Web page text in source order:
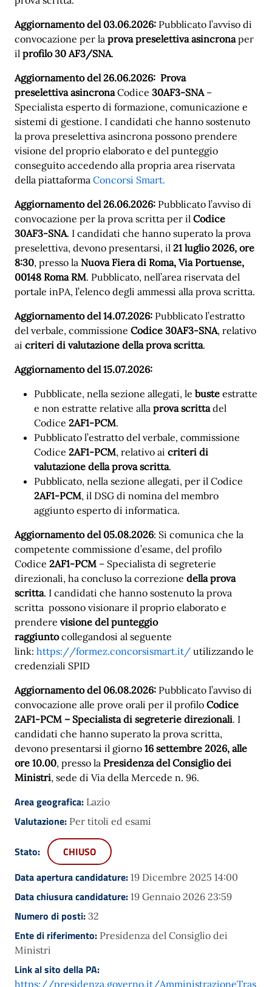
Aggiornamento del 03.06.2026: Pubblicato l’avviso di
convocazione per la prova preselettiva asincronaper
il profilo 30 AF3/SNA.
Aggiornamento del 26.06.2026: Prova
preselettiva asincronaCodice 30AF3-SNA–
Specialista esperto di formazione, comunicazione e
sistemi di gestione. I candidati che hanno sostenuto
la prova preselettiva asincrona possono prendere
visione del proprio elaborato e del punteggio
conseguito accedendo alla propria area riservata
della piattaforma Concorsi Smart.
Aggiornamento del 26.06.2026: Pubblicato l’avviso di
convocazione per la prova scritta per il Codice
30AF3-SNA. I candidati che hanno superato la prova
preselettiva, devono presentarsi, il 21 luglio 2026, ore
8:30, presso la Nuova Fiera di Roma, Via Portuense,
00148 Roma RM. Pubblicato, nell’area riservata del
portale inPA, l’elenco degli ammessi alla prova scritta.
Aggiornamento del 14.07.2026: Pubblicato l’estratto
del verbale, commissione Codice 30AF3-SNA, relativo
ai criteri di valutazione della prova scritta.
Aggiornamento del 15.07.2026:
Pubblicate, nella sezione allegati, le buste estratte
e non estratte relative alla prova scrittadel
Codice 2AF1-PCM.
Pubblicato l’estratto del verbale, commissione
Codice 2AF1-PCM, relativo ai criteri di
valutazione della prova scritta.
Pubblicato, nella sezione allegati, per il Codice
2AF1-PCM, il DSG di nomina del membro
aggiunto esperto di informatica.
Aggiornamento del 05.08.2026: Si comunica che la
competente commissione d’esame, del profilo
Codice 2AF1-PCM – Specialista di segreterie
direzionali, ha concluso la correzione della prova
scritta. I candidati che hanno sostenuto la prova
scritta possono visionare il proprio elaborato e
prendere visione del punteggio
raggiuntocollegandosi al seguente
link: https://formez.concorsismart.it/ utilizzando le
credenziali SPID
Aggiornamento del 06.08.2026: Pubblicato l’avviso di
convocazione alle prove orali per il profilo Codice
2AF1-PCM – Specialista di segreterie direzionali. I
candidati che hanno superato la prova scritta,
devono presentarsi il giorno 16 settembre 2026, alle
ore 10.00, presso la Presidenza del Consiglio dei
Ministri, sede di Via della Mercede n. 96.
Area geografica: Lazio
Valutazione: Per titoli ed esami
Stato:
CHIUSO
Data apertura candidature: 19 Dicembre 2025 14:00
Data chiusura candidature: 19 Gennaio 2026 23:59
Numero di posti: 32
Ente di riferimento: Presidenza del Consiglio dei
Ministri
Link al sito della PA:
https://presidenza.governo.it/AmministrazioneTras